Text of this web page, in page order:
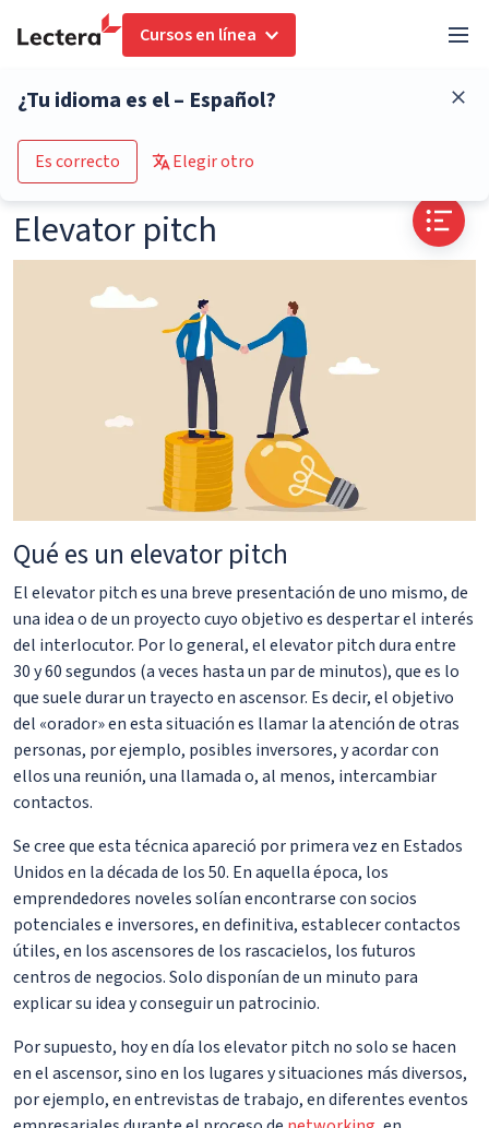
Cursos en línea
¿Tu idioma es el – Español?
Es correcto Elegir otro
Go to the course catalogue
Elevator pitch
Qué es un elevator pitch
El elevator pitch es una breve presentación de uno mismo, de
una idea o de un proyecto cuyo objetivo es despertar el interés
del interlocutor. Por lo general, el elevator pitch dura entre
30 y 60 segundos (a veces hasta un par de minutos), que es lo
que suele durar un trayecto en ascensor. Es decir, el objetivo
del «orador» en esta situación es llamar la atención de otras
personas, por ejemplo, posibles inversores, y acordar con
ellos una reunión, una llamada o, al menos, intercambiar
contactos.
Se cree que esta técnica apareció por primera vez en Estados
Unidos en la década de los 50. En aquella época, los
emprendedores noveles solían encontrarse con socios
potenciales e inversores, en definitiva, establecer contactos
útiles, en los ascensores de los rascacielos, los futuros
centros de negocios. Solo disponían de un minuto para
explicar su idea y conseguir un patrocinio.
Por supuesto, hoy en día los elevator pitch no solo se hacen
en el ascensor, sino en los lugares y situaciones más diversos,
por ejemplo, en entrevistas de trabajo, en diferentes eventos